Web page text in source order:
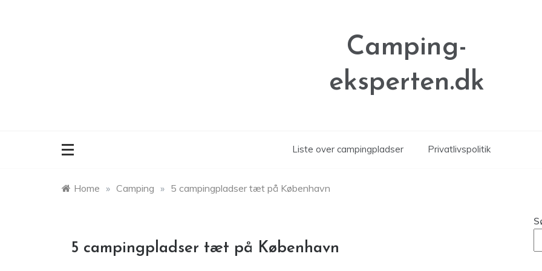
Camping-
eksperten.dk
Liste over campingpladser Privatlivspolitik
Home » Camping » 5 campingpladser tæt på København
5 campingpladser tæt på København